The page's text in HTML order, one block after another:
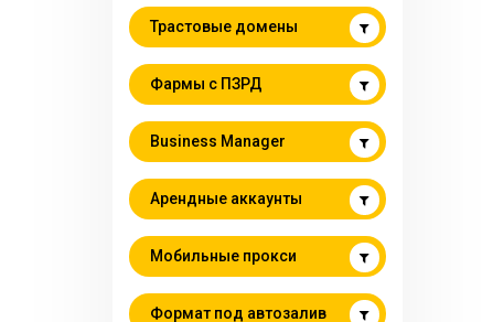
Трастовые домены
Фармы с ПЗРД
Business Manager
Арендные аккаунты
Мобильные прокси
Формат под автозалив